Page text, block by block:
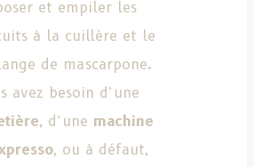
et empiler les
à la cuillère et le
de mascarpone.
avez besoin d’une
, d’une machine
, ou à défaut,